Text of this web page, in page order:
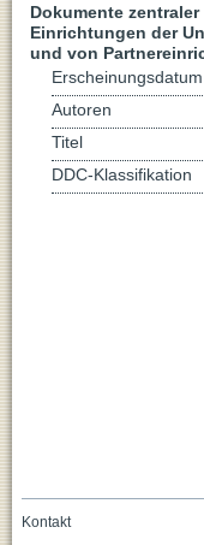
Dokumente zentraler
Einrichtungen der
und von
Erscheinungsdatum
Autoren
Titel
DDC-Klassifikation
Kontakt